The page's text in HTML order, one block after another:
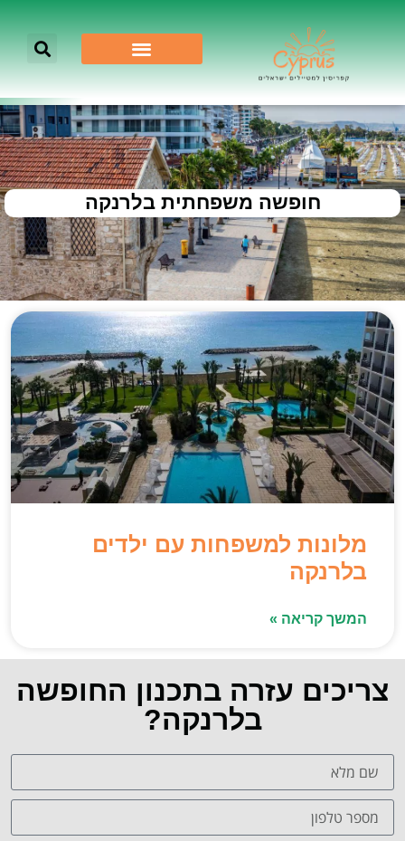
חופשה משפחתית בלרנקה
מלונות למשפחות עם ילדים
בלרנקה
המשך קריאה »
צריכים עזרה בתכנון החופשה
בלרנקה?